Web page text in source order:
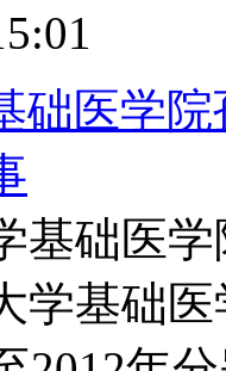
础医学
基础医
学基础